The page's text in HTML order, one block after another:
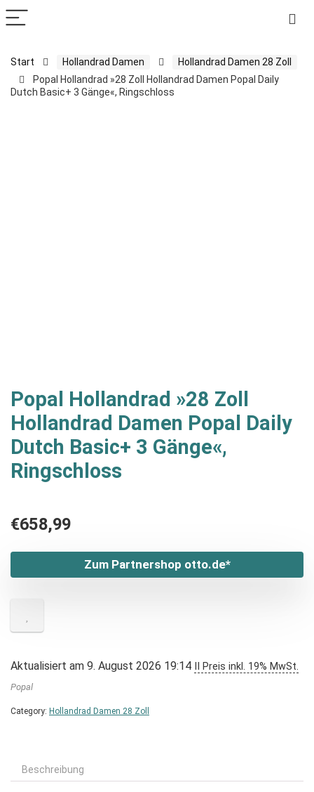
Start Hollandrad Damen
Hollandrad Damen 28 Zoll
Popal Hollandrad »28 Zoll Hollandrad Damen Popal Daily
Dutch Basic+ 3 Gänge«, Ringschloss
Popal Hollandrad »28 Zoll
Hollandrad Damen Popal Daily
Dutch Basic+ 3 Gänge«,
Ringschloss
€658,99
Zum Partnershop otto.de*
Aktualisiert am 9. August 2026 19:14 II Preis inkl. 19% MwSt.
Popal
Category: Hollandrad Damen 28 Zoll
Beschreibung